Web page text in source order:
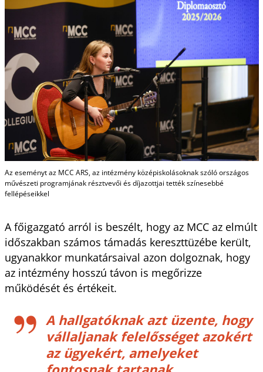
Az eseményt az MCC ARS, az intézmény középiskolásoknak szóló országos
művészeti programjának résztvevői és díjazottjai tették színesebbé
fellépéseikkel
A főigazgató arról is beszélt, hogy az MCC az elmúlt
időszakban számos támadás kereszttüzébe került,
ugyanakkor munkatársaival azon dolgoznak, hogy
az intézmény hosszú távon is megőrizze
működését és értékeit.
A hallgatóknak azt üzente, hogy
vállaljanak felelősséget azokért
az ügyekért, amelyeket